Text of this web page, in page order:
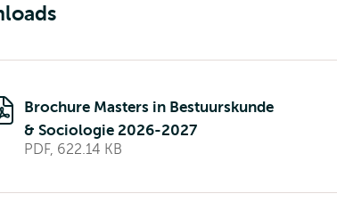
Brochure Masters in Bestuurskunde
& Sociologie 2026-2027
PDF, 622.14 KB